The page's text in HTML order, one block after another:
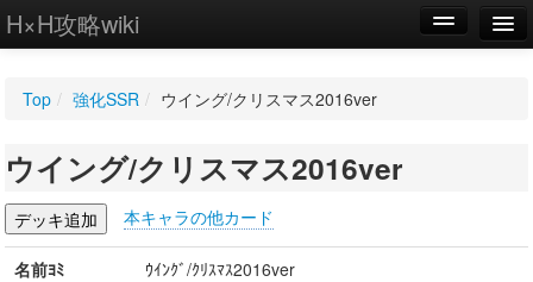
H×H攻略wiki
WIKI
設定
Top / 強化SSR / ウイング/クリスマス2016ver
ウイング/クリスマス2016ver
本キャラの他カード
名前ﾖﾐ
ｳｲﾝｸﾞ/ｸﾘｽﾏｽ2016ver